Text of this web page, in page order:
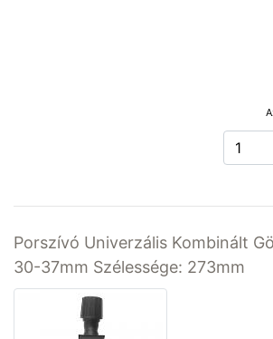
Porszívó Univerzális Kombinált
30-37mm Szélessége: 273mm